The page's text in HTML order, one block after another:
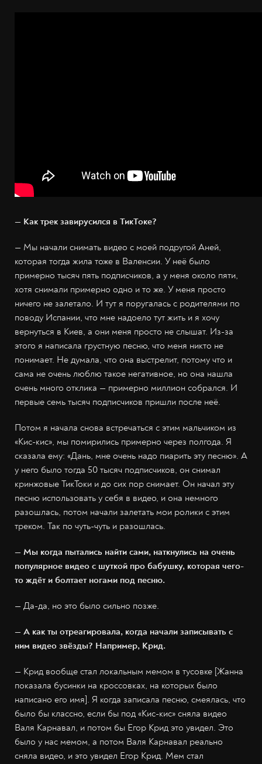
— Как трек завирусился в ТикТоке?
— Мы начали снимать видео с моей подругой Аней,
которая тогда жила тоже в Валенсии. У неё было
примерно тысяч пять подписчиков, а у меня около пяти,
хотя снимали примерно одно и то же. У меня просто
ничего не залетало. И тут я поругалась с родителями по
поводу Испании, что мне надоело тут жить и я хочу
вернуться в Киев, а они меня просто не слышат. Из-за
этого я написала грустную песню, что меня никто не
понимает. Не думала, что она выстрелит, потому что и
сама не очень люблю такое негативное, но она нашла
очень много отклика — примерно миллион собрался. И
первые семь тысяч подписчиков пришли после неё.
Потом я начала снова встречаться с этим мальчиком из
«Кис-кис», мы помирились примерно через полгода. Я
сказала ему: «Дань, мне очень надо пиарить эту песню». А
у него было тогда 50 тысяч подписчиков, он снимал
кринжовые ТикТоки и до сих пор снимает. Он начал эту
песню использовать у себя в видео, и она немного
разошлась, потом начали залетать мои ролики с этим
треком. Так по чуть-чуть и разошлась.
— Мы когда пытались найти сами, наткнулись на очень
популярное видео с шуткой про бабушку, которая чего-
то ждёт и болтает ногами под песню.
— Да-да, но это было сильно позже.
— А как ты отреагировала, когда начали записывать с
ним видео звёзды? Например, Крид.
— Крид вообще стал локальным мемом в тусовке [Жанна
показала бусинки на кроссовках, на которых было
написано его имя]. Я когда записала песню, смеялась, что
было бы классно, если бы под «Кис-кис» сняла видео
Валя Карнавал, и потом бы Егор Крид это увидел. Это
было у нас мемом, а потом Валя Карнавал реально
сняла видео, и это увидел Егор Крид. Мем стал